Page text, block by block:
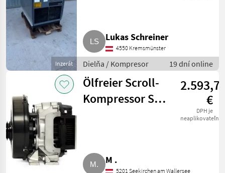
Inzerát
Lukas Schreiner
4550 Kremsmünster
Dielňa / Kompresor 19 dní online
Ölfreier Scroll-
Kompressor SL-
€
DPH je
neaplikovateľné
M .
5201 Seekirchen am Wallersee